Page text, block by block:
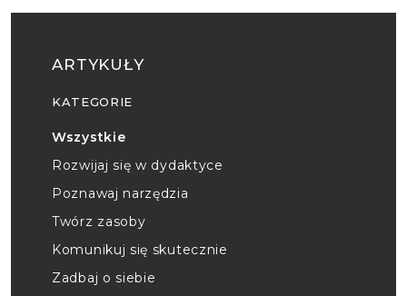
ARTYKUŁY
KATEGORIE
Wszystkie
Rozwijaj się w dydaktyce
Poznawaj narzędzia
Twórz zasoby
Komunikuj się skutecznie
Zadbaj o siebie